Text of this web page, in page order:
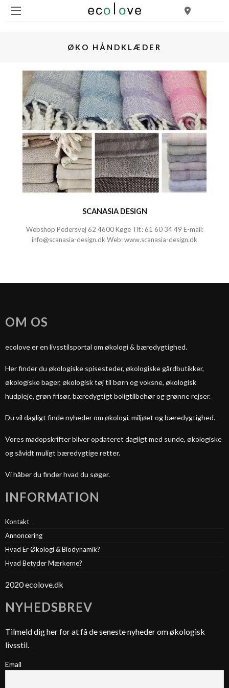
ØKO HÅNDKLÆDER
SCANASIA DESIGN
Webshop Pedersvej 62 4600 Køge Tlf.: 61 60 34 49 E-mail:
info@scanasia-design.dk Web:www.scanasia-design.dk
OM OS
ecolove er en livsstilsportal om økologi & bæredygtighed.
Her finder du økologiske spisesteder, økologiske gårdbutikker,
økologiske bager, økologisk tøj til børn og voksne, økologisk
hudpleje, grøn frisør, bæredygtigt boligtilbehør og grønne rejser.
Du vil dagligt finde nyheder om økologi, miljøet og bæredygtighed.
Vores madopskrifter bliver opdateret dagligt med sunde, økologiske
og såvidt muligt bæredygtige retter.
Vi håber du finder hvad du søger.
INFORMATION
Kontakt
Annoncering
Hvad Er Økologi & Biodynamik?
Hvad Betyder Mærkerne?
2020 ecolove.dk
NYHEDSBREV
Tilmeld dig her for at få de seneste nyheder om økologisk
livsstil.
Email